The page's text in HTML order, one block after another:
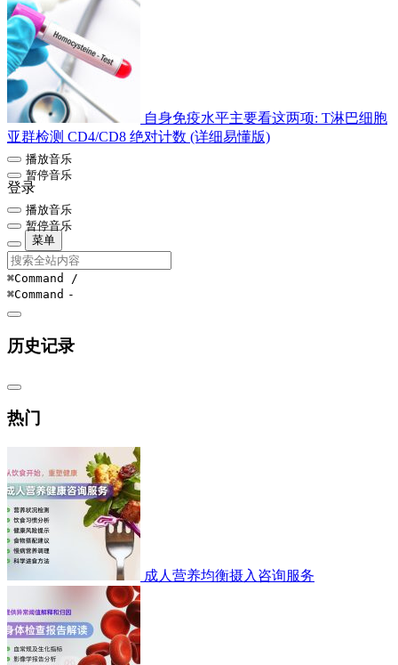
自身免疫水平主要看这两项: T淋巴细胞
亚群检测 CD4/CD8 绝对计数 (详细易懂版)
播放音乐
暂停音乐
登录
播放音乐
暂停音乐
菜单
⌘Command /
⌘Command -
历史记录
热门
成人营养均衡摄入咨询服务